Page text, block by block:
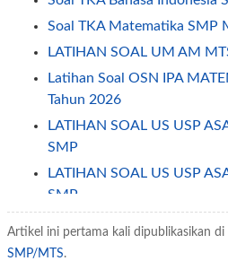
Soal TKA Matematika SMP
LATIHAN SOAL UM AM
Latihan Soal OSN IPA
Tahun 2026
LATIHAN SOAL US USP
SMP
LATIHAN SOAL US USP
SMP
TAHUN 2026
Artikel ini pertama kali dipublikasikan di
SMP/MTS.